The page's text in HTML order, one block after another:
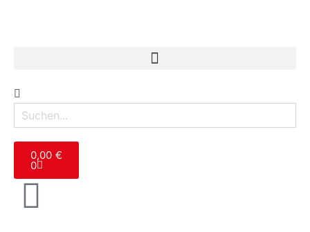
0,00 €
0